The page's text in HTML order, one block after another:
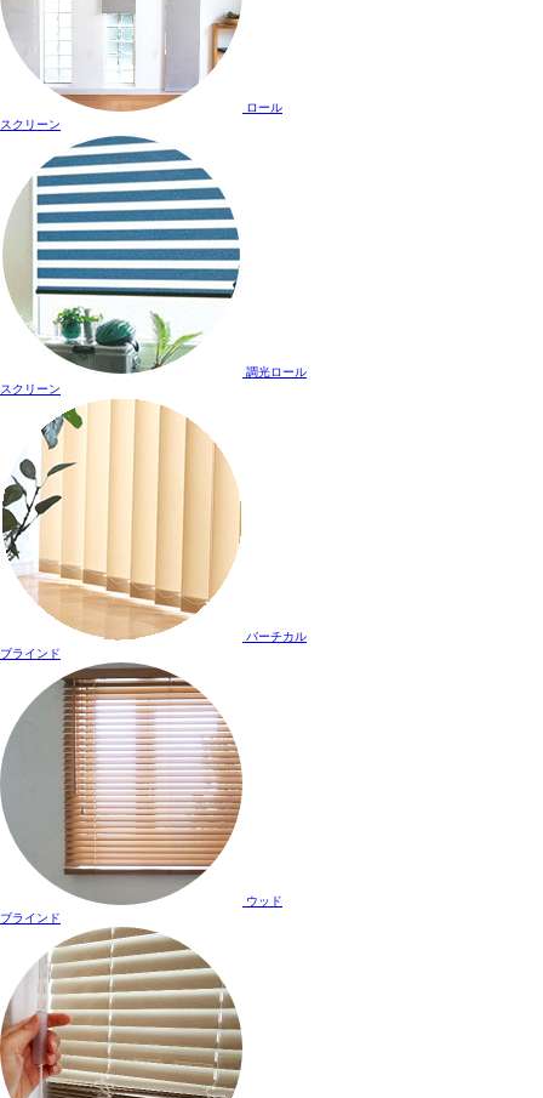
ロール
スクリーン
調光ロール
スクリーン
バーチカル
ブラインド
ウッド
ブラインド